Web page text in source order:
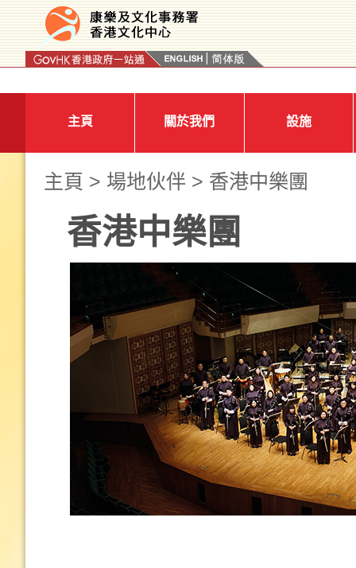
主頁 關於我們 設施
主頁 > 場地伙伴 > 香港中樂團
香港中樂團